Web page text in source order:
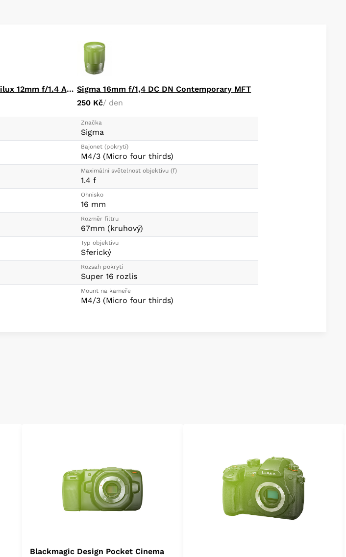
Panasonic Leica DG Summilux 12mm f/1.4 ASPH Sigma 16mm f/1,4 DC DN Contemporary MFT
250 Kč/ den
Značka
Sigma
Bajonet (pokrytí)
M4/3 (Micro four thirds)
Maximální světelnost objektivu (f)
1.4 f
Ohnisko
16 mm
Rozměr filtru
67mm (kruhový)
Typ objektivu
Sferický
Rozsah pokrytí
Super 16 rozlis
Mount na kameře
M4/3 (Micro four thirds)
Blackmagic Design Pocket Cinema